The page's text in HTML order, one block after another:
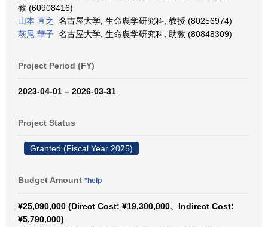
教 (60908416)
山本 直之
名古屋大学, 生命農学研究科, 教授 (80256974)
萩尾 華子 名古屋大学, 生命農学研究科, 助教 (80848309)
Project Period (FY)
2023-04-01 – 2026-03-31
Project Status
Granted (Fiscal Year 2025)
Budget Amount *help
¥25,090,000 (Direct Cost: ¥19,300,000、Indirect Cost:
¥5,790,000)